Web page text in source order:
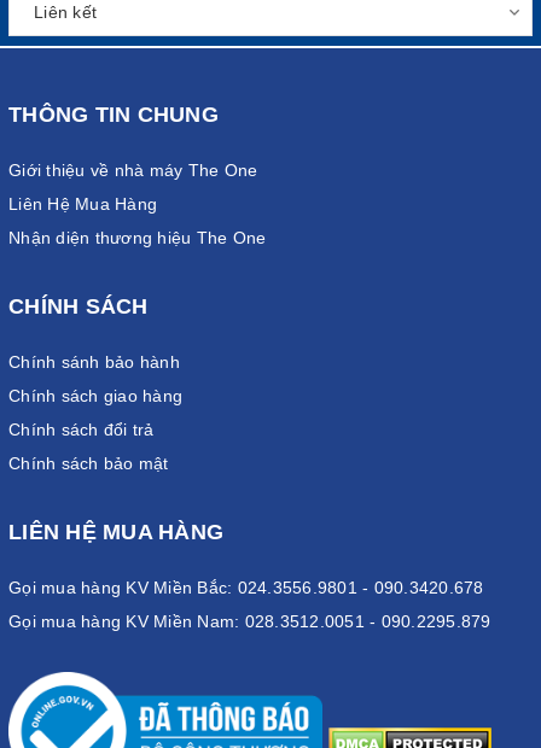
THÔNG TIN CHUNG
Giới thiệu về nhà máy The One
Liên Hệ Mua Hàng
Nhận diện thương hiệu The One
CHÍNH SÁCH
Chính sánh bảo hành
Chính sách giao hàng
Chính sách đổi trả
Chính sách bảo mật
LIÊN HỆ MUA HÀNG
Gọi mua hàng KV Miền Bắc: 024.3556.9801 - 090.3420.678
Gọi mua hàng KV Miền Nam: 028.3512.0051 - 090.2295.879